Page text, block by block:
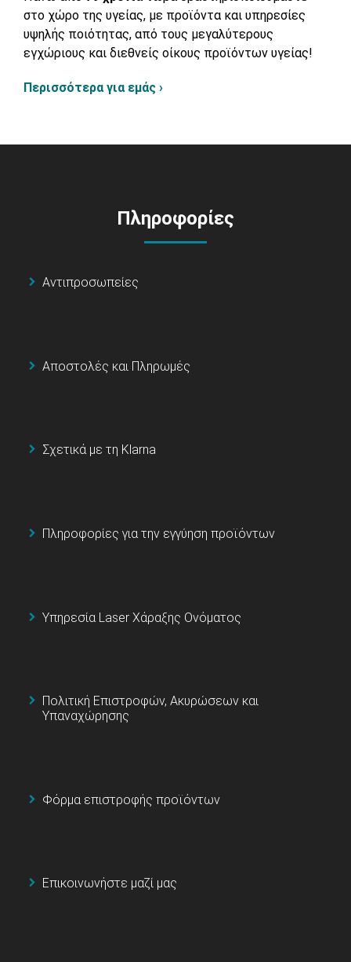
στο χώρο της υγείας, με προϊόντα και υπηρεσίες
υψηλής ποιότητας, από τους μεγαλύτερους
εγχώριους και διεθνείς οίκους προϊόντων υγείας!
Περισσότερα για εμάς ›
Πληροφορίες
Αντιπροσωπείες
Αποστολές και Πληρωμές
Σχετικά με τη Klarna
Πληροφορίες για την εγγύηση προϊόντων
Υπηρεσία Laser Χάραξης Ονόματος
Πολιτική Επιστροφών, Ακυρώσεων και
Υπαναχώρησης
Φόρμα επιστροφής προϊόντων
Επικοινωνήστε μαζί μας